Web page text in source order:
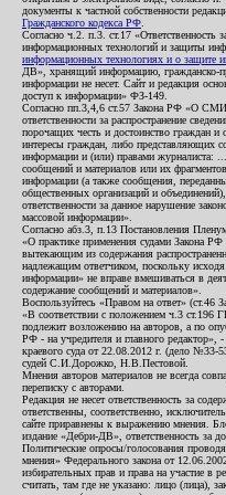
документы к частной собственности
Гражданского кодекса РФ
Согласно ч.2. п.3. ст.17 «Ответственность
информационных технологий и защиты
информационных технологиях и о защите
ДВ», хранящий информацию, гражданско-
информации не несет. Сайт и редакция
доступ к информации» ФЗ-149.
Согласно пп.3,4,6 ст.57 Закона РФ «О
ответственности за распространение
порочащих честь и достоинство граждан
интересы граждан, либо представляющих
информации и (или) правами журналиста:
сообщений и материалов или их
информации (а также сообщения,
общественных организаций и
ответственности за данное нарушение
массовой информации».
Согласно абз.3, п.13 Постановления
«О практике применения судами Закона
вытекающим из содержания
надлежащим ответчиком, поскольку
информации» не вправе вмешиваться в
содержание сообщений и материалов».
Воспользуйтесь «Правом на ответ»
«В соответствии с положением ч.3 ст.196
подлежит возложению на авторов, а по
РФ - на учредителя и главного редактор»,
краевого суда от 22.08.2012 г. (дело №33-
судей С.И.Дорожко, Н.В.Пестовой.
Мнения авторов материалов не всегда
переписку с авторами.
Редакция не несет ответственность за
ответственны, соответственно,
сайте приравнены к выражению мнения.
издание «Дебри-ДВ», ответственность за
Политические опросы/голосования
мнения» Федерального закона от
избирательных прав и права на участие в
считать, там где не указано: лицо (лица),